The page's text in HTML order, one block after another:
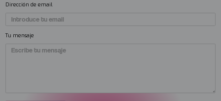
Dirección de email
Tu mensaje